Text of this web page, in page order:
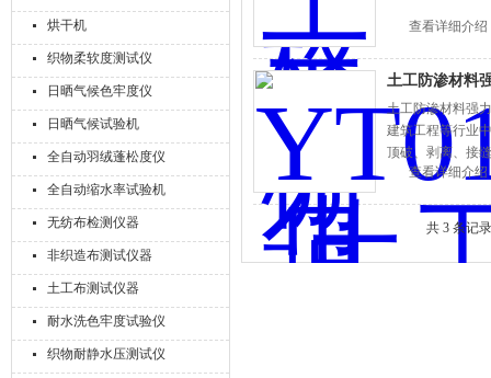
烘干机
织物柔软度测试仪
日晒气候色牢度仪
日晒气候试验机
全自动羽绒蓬松度仪
全自动缩水率试验机
无纺布检测仪器
非织造布测试仪器
土工布测试仪器
耐水洗色牢度试验仪
织物耐静水压测试仪
查看详细介绍
土工防渗材料
土工防渗材料强
建筑工程等行业
顶破、剥离、接
查看详细介绍
共 3 条记